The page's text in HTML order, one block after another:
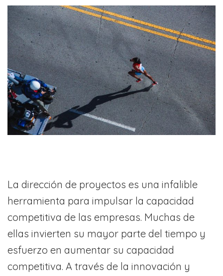
La dirección de proyectos es una infalible
herramienta para impulsar la capacidad
competitiva de las empresas. Muchas de
ellas invierten su mayor parte del tiempo y
esfuerzo en aumentar su capacidad
competitiva. A través de la innovación y